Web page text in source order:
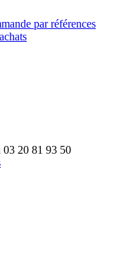
par références
03 20 81 93 50